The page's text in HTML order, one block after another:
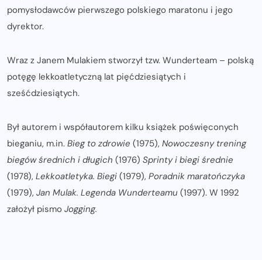
pomysłodawców pierwszego polskiego maratonu i jego
dyrektor.
Wraz z Janem Mulakiem stworzył tzw. Wunderteam – polską
potęgę lekkoatletyczną lat pięćdziesiątych i
sześćdziesiątych.
Był autorem i współautorem kilku książek poświęconych
bieganiu, m.in. Bieg to zdrowie (1975), Nowoczesny trening
biegów średnich i długich (1976) Sprinty i biegi średnie
(1978), Lekkoatletyka. Biegi (1979), Poradnik maratończyka
(1979), Jan Mulak. Legenda Wunderteamu (1997). W 1992
założył pismo Jogging.